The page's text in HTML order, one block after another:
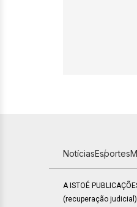
NotíciasEsportes
A ISTOÉ
(recuperação